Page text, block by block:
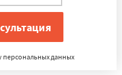
персональных данных